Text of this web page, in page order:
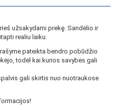
užsakydami prekę. Sandėlio ir
realiu laiku.
pateikta bendro pobūdžio
todėl kai kurios savybės gali
gali skirtis nuo nuotraukose